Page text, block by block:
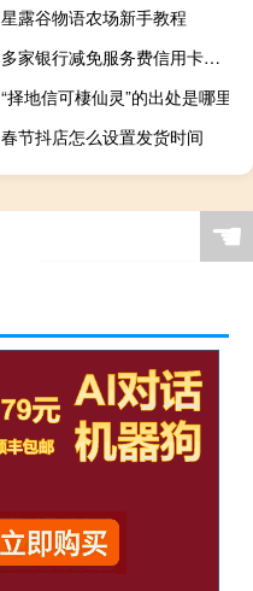
星露谷物语农场新手教程
多家银行减免服务费信用卡容差金额提至100元
“择地信可棲仙灵”的出处是哪里
春节抖店怎么设置发货时间
☚